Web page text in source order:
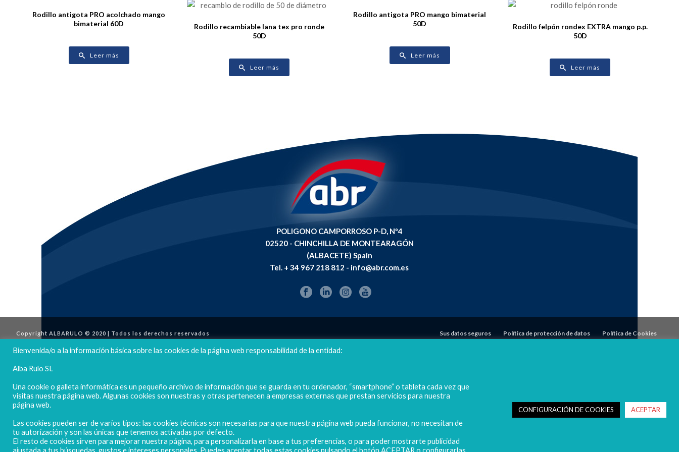
Rodillo antigota PRO acolchado mango
bimaterial 60D
Leer más
Rodillo recambiable lana tex pro ronde
50D
Leer más
Rodillo antigota PRO mango bimaterial
50D
Leer más
Rodillo felpón rondex EXTRA mango p.p.
50D
Leer más
POLIGONO CAMPORROSO P-D, Nº4
02520 - CHINCHILLA DE MONTEARAGÓN
(ALBACETE) Spain
Tel. + 34 967 218 812 - info@abr.com.es
Copyright ALBARULO © 2020 | Todos los derechos reservados Sus datos seguros Política de protección de datos Política de Cookies
Bienvenida/o a la información básica sobre las cookies de la página web responsabilidad de la entidad:
Alba Rulo SL
Una cookie o galleta informática es un pequeño archivo de información que se guarda en tu ordenador, “smartphone” o tableta cada vez que
visitas nuestra página web. Algunas cookies son nuestras y otras pertenecen a empresas externas que prestan servicios para nuestra
página web.
Las cookies pueden ser de varios tipos: las cookies técnicas son necesarias para que nuestra página web pueda funcionar, no necesitan de
tu autorización y son las únicas que tenemos activadas por defecto.
El resto de cookies sirven para mejorar nuestra página, para personalizarla en base a tus preferencias, o para poder mostrarte publicidad
ajustada a tus búsquedas, gustos e intereses personales. Puedes aceptar todas estas cookies pulsando el botón ACEPTAR o configurarlas
CONFIGURACIÓN DE COOKIES ACEPTAR